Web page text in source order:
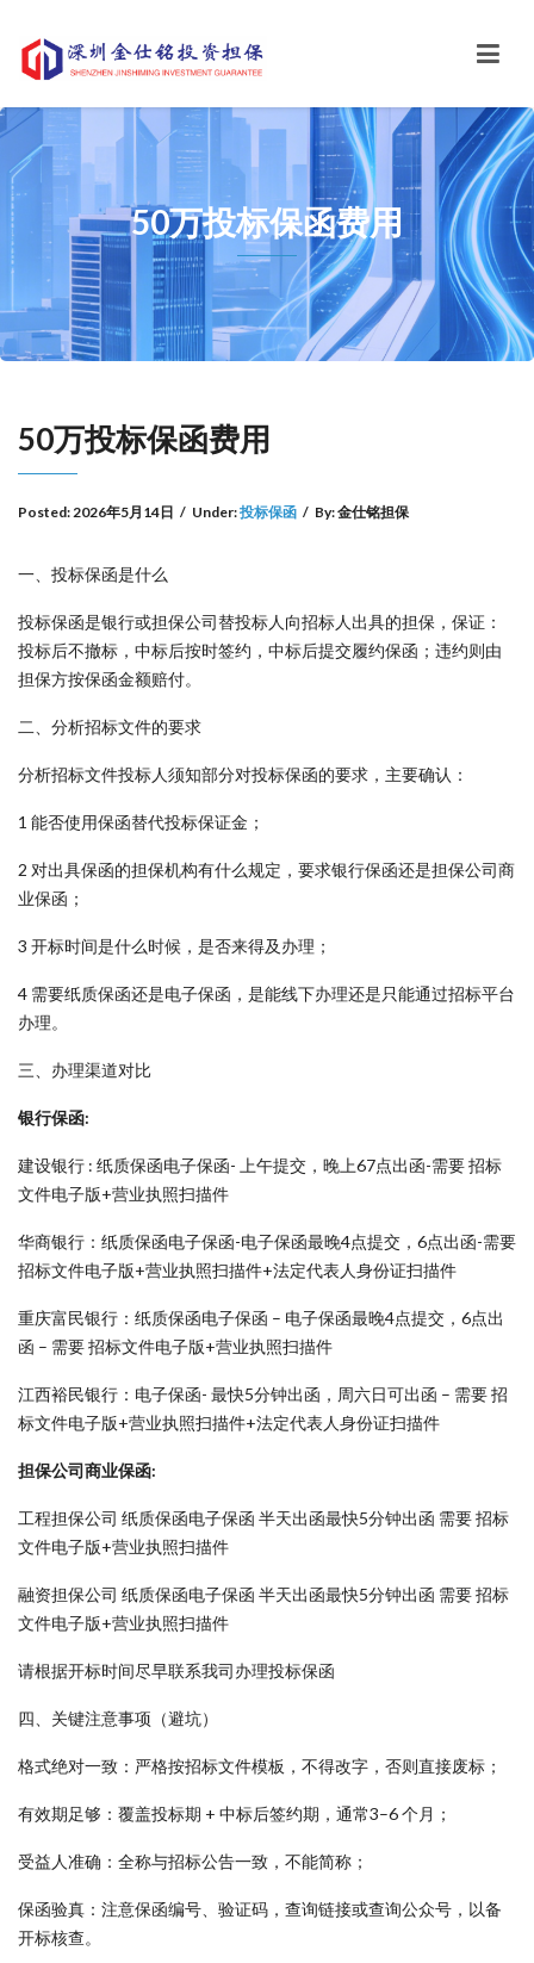
50万投标保函费用
50万投标保函费用
Posted:2026年5月14日 / Under:投标保函 / By:金仕铭担保
一、投标保函是什么
投标保函是银行或担保公司替投标人向招标人出具的担保，保证：
投标后不撤标，中标后按时签约，中标后提交履约保函；违约则由
担保方按保函金额赔付。
二、分析招标文件的要求
分析招标文件投标人须知部分对投标保函的要求，主要确认：
1 能否使用保函替代投标保证金；
2 对出具保函的担保机构有什么规定，要求银行保函还是担保公司商
业保函；
3 开标时间是什么时候，是否来得及办理；
4 需要纸质保函还是电子保函，是能线下办理还是只能通过招标平台
办理。
三、办理渠道对比
银行保函:
建设银行 : 纸质保函电子保函- 上午提交，晚上67点出函-需要 招标
文件电子版+营业执照扫描件
华商银行：纸质保函电子保函-电子保函最晚4点提交，6点出函-需要
招标文件电子版+营业执照扫描件+法定代表人身份证扫描件
重庆富民银行：纸质保函电子保函 – 电子保函最晚4点提交，6点出
函 – 需要 招标文件电子版+营业执照扫描件
江西裕民银行：电子保函- 最快5分钟出函，周六日可出函 – 需要 招
标文件电子版+营业执照扫描件+法定代表人身份证扫描件
担保公司商业保函:
工程担保公司 纸质保函电子保函 半天出函最快5分钟出函 需要 招标
文件电子版+营业执照扫描件
融资担保公司 纸质保函电子保函 半天出函最快5分钟出函 需要 招标
文件电子版+营业执照扫描件
请根据开标时间尽早联系我司办理投标保函
四、关键注意事项（避坑）
格式绝对一致：严格按招标文件模板，不得改字，否则直接废标；
有效期足够：覆盖投标期 + 中标后签约期，通常3–6 个月；
受益人准确：全称与招标公告一致，不能简称；
保函验真：注意保函编号、验证码，查询链接或查询公众号，以备
开标核查。